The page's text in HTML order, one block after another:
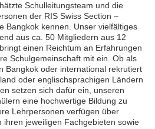
Schulleitungsteam und die
der RIS Swiss Section –
Bangkok kennen. Unser vielfältiges
aus ca. 50 Mitgliedern aus 12
einen Reichtum an Erfahrungen
Schulgemeinschaft mit ein. Ob als
Bangkok oder international rekrutiert
oder englischsprachigen Ländern
setzen sich dafür ein, unseren
eine hochwertige Bildung zu
Lehrpersonen verfügen über
ihren jeweiligen Fachgebieten sowie